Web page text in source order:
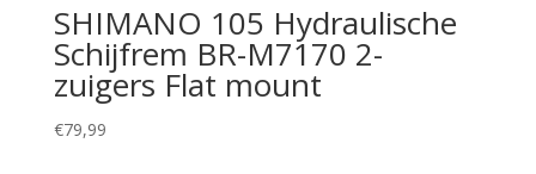
SHIMANO 105 Hydraulische
Schijfrem BR-M7170 2-
zuigers Flat mount
€79,99